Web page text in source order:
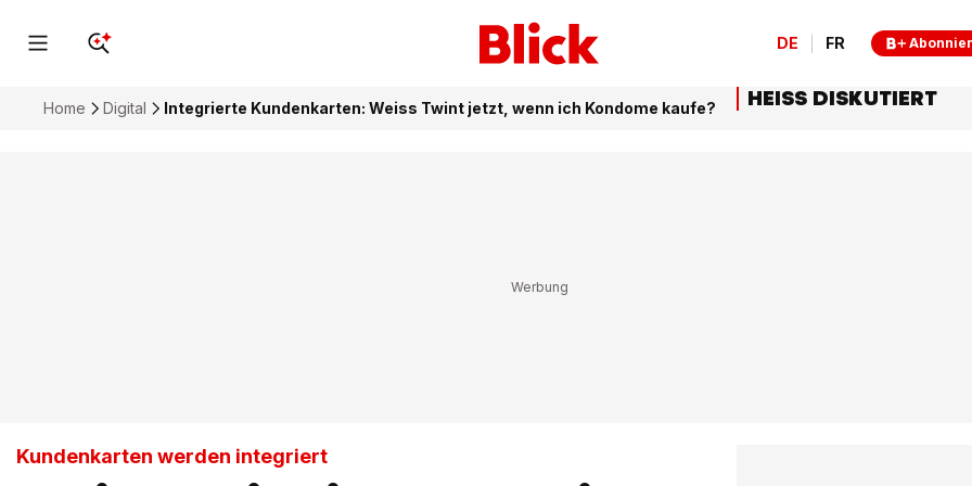
DE FR
Home Digital Integrierte Kundenkarten: Weiss Twint jetzt, wenn ich Kondome kaufe?
Kundenkarten werden integriert
HEISS DISKUTIERT